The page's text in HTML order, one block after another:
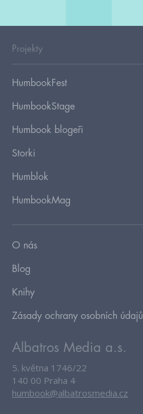
Projekty
HumbookFest
HumbookStage
Humbook blogeři
Storki
Humblok
HumbookMag
O nás
Blog
Knihy
Zásady ochrany osobních údajů
Albatros Media a.s.
5. května 1746/22
140 00 Praha 4
humbook@albatrosmedia.cz